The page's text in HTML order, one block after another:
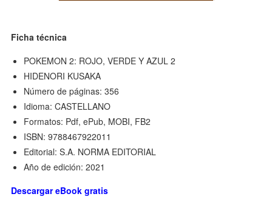
Ficha técnica
POKEMON 2: ROJO, VERDE Y AZUL 2
HIDENORI KUSAKA
Número de páginas: 356
Idioma: CASTELLANO
Formatos: Pdf, ePub, MOBI, FB2
ISBN: 9788467922011
Editorial: S.A. NORMA EDITORIAL
Año de edición: 2021
Descargar eBook gratis